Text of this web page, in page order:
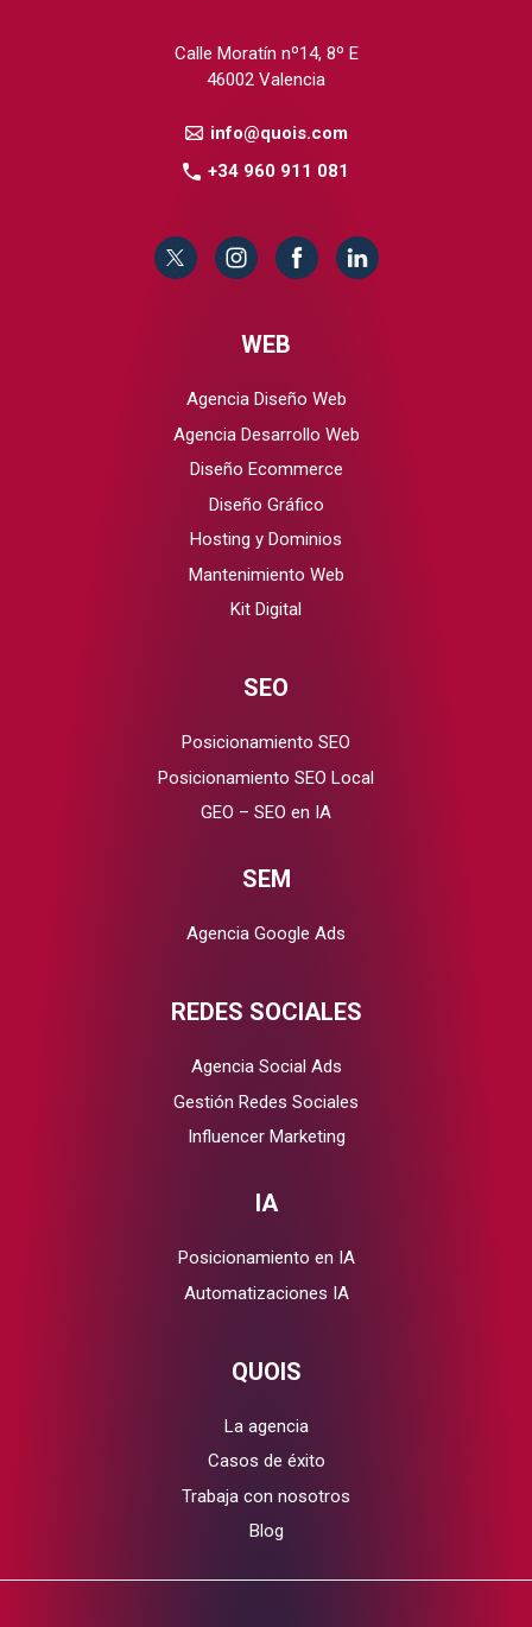
Calle Moratín nº14, 8º E
46002 Valencia
info@quois.com
+34 960 911 081
WEB
Agencia Diseño Web
Agencia Desarrollo Web
Diseño Ecommerce
Diseño Gráfico
Hosting y Dominios
Mantenimiento Web
Kit Digital
SEO
Posicionamiento SEO
Posicionamiento SEO Local
GEO – SEO en IA
SEM
Agencia Google Ads
REDES SOCIALES
Agencia Social Ads
Gestión Redes Sociales
Influencer Marketing
IA
Posicionamiento en IA
Automatizaciones IA
QUOIS
La agencia
Casos de éxito
Trabaja con nosotros
Blog